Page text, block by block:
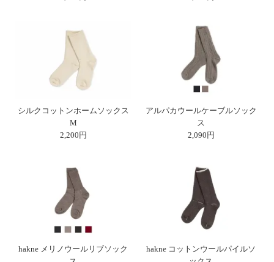
シルクコットンホームソックス
M
2,200円
アルパカウールケーブルソック
ス
2,090円
hakne メリノウールリブソック
hakne コットンウールパイルソ